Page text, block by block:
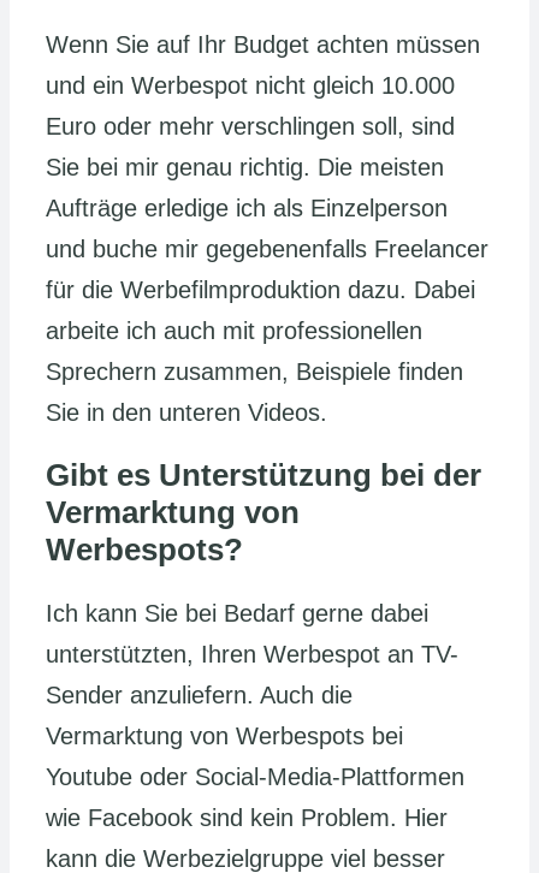
Wenn Sie auf Ihr Budget achten müssen
und ein Werbespot nicht gleich 10.000
Euro oder mehr verschlingen soll, sind
Sie bei mir genau richtig. Die meisten
Aufträge erledige ich als Einzelperson
und buche mir gegebenenfalls Freelancer
für die Werbefilmproduktion dazu. Dabei
arbeite ich auch mit professionellen
Sprechern zusammen, Beispiele finden
Sie in den unteren Videos.
Gibt es Unterstützung bei der
Vermarktung von
Werbespots?
Ich kann Sie bei Bedarf gerne dabei
unterstützten, Ihren Werbespot an TV-
Sender anzuliefern. Auch die
Vermarktung von Werbespots bei
Youtube oder Social-Media-Plattformen
wie Facebook sind kein Problem. Hier
kann die Werbezielgruppe viel besser